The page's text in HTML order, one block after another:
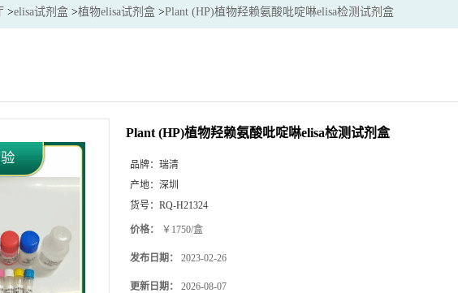
>elisa试剂盒 >植物elisa试剂盒 >Plant (HP)植物羟赖氨酸吡啶啉elisa检测试剂盒
Plant (HP)植物羟赖氨酸吡啶啉elisa检测试剂盒
品牌： 瑞清
产地： 深圳
货号： RQ-H21324
价格： ￥1750/盒
发布日期： 2023-02-26
更新日期： 2026-08-07